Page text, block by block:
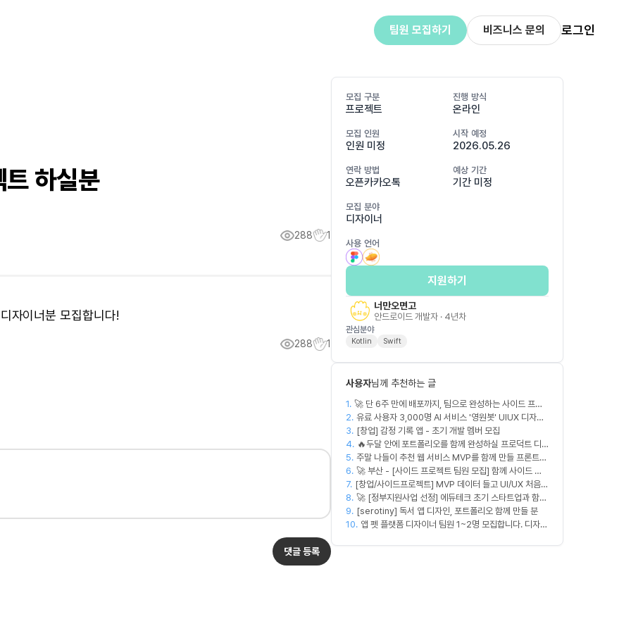
팀원 모집하기 비즈니스 문의 로그인
하실분
288 1
자이너분 모집합니다!
288 1
댓글 등록
모집 구분
프로젝트
진행 방식
온라인
모집 인원
인원 미정
시작 예정
2026.05.26
연락 방법
오픈카카오톡
예상 기간
기간 미정
모집 분야
디자이너
사용 언어
지원하기
너만오면고
안드로이드 개발자 · 4년차
관심분야
Kotlin Swift
사용자님께 추천하는 글
1. 🚀 단 6주 만에 배포까지, 팀으로 완성하는 사이드 프로
젝트 [스위프 웹 15기] 🚀
2. 유료 사용자 3,000명 AI 서비스 '영원봇' UIUX 디자인
팀원 모집
3. [창업] 감정 기록 앱 - 초기 개발 멤버 모집
4. 🔥두달 안에 포트폴리오를 함께 완성하실 프로덕트 디
자이너를 찾습니다!🔥
5. 주말 나들이 추천 웹 서비스 MVP를 함께 만들 프론트엔
드/디자이너 모집합니다
6. 🚀 부산 - [사이드 프로젝트 팀원 모집] 함께 사이드 프
로젝트 진행할 팀원 모집합니다. 🚀
7. [창업/사이드프로젝트] MVP 데이터 들고 UI/UX 처음부
터 다시 짤 'PM 겸 프로덕트 디자이너' 구합니다
8. 🚀 [정부지원사업 선정] 에듀테크 초기 스타트업과 함께
할 디자이너/기획자/마케터 크루 모집합니다!
9. [serotiny] 독서 앱 디자인, 포트폴리오 함께 만들 분
10. 앱 펫 플랫폼 디자이너 팀원 1~2명 모집합니다. 디자인